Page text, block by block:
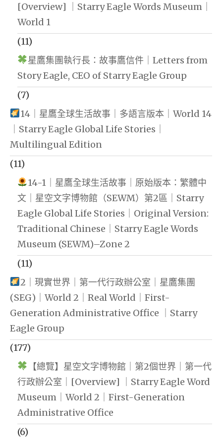
[Overview] ｜Starry Eagle Words Museum｜
World 1
(11)
星鷹集團執行長：故事鷹信件｜Letters from
Story Eagle, CEO of Starry Eagle Group
(7)
14｜星鷹全球生活故事｜多語言版本｜World 14
｜Starry Eagle Global Life Stories｜
Multilingual Edition
(11)
14-1｜星鷹全球生活故事｜原始版本：繁體中
文｜星空文字博物館（SEWM）第2區｜Starry
Eagle Global Life Stories｜Original Version:
Traditional Chinese｜Starry Eagle Words
Museum (SEWM)–Zone 2
(11)
2｜現實世界｜第一代行政辦公室｜星鷹集團
(SEG)｜World 2｜Real World｜First-
Generation Administrative Office ｜Starry
Eagle Group
(177)
【總覽】星空文字博物館｜第2個世界｜第一代
行政辦公室｜[Overview] ｜Starry Eagle Word
Museum｜World 2｜First-Generation
Administrative Office
(6)